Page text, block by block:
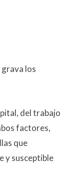
grava los
del trabajo
factores,
que
y susceptible